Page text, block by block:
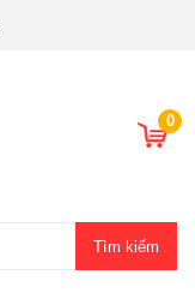
0
Tìm kiếm